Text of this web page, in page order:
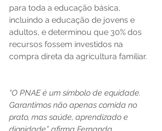
para toda a educação básica,
incluindo a educação de jovens e
adultos, e determinou que 30% dos
recursos fossem investidos na
compra direta da agricultura familiar.
“O PNAE é um símbolo de equidade.
Garantimos não apenas comida no
prato, mas saúde, aprendizado e